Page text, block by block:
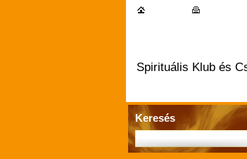
Spirituális Klub és
Keresés